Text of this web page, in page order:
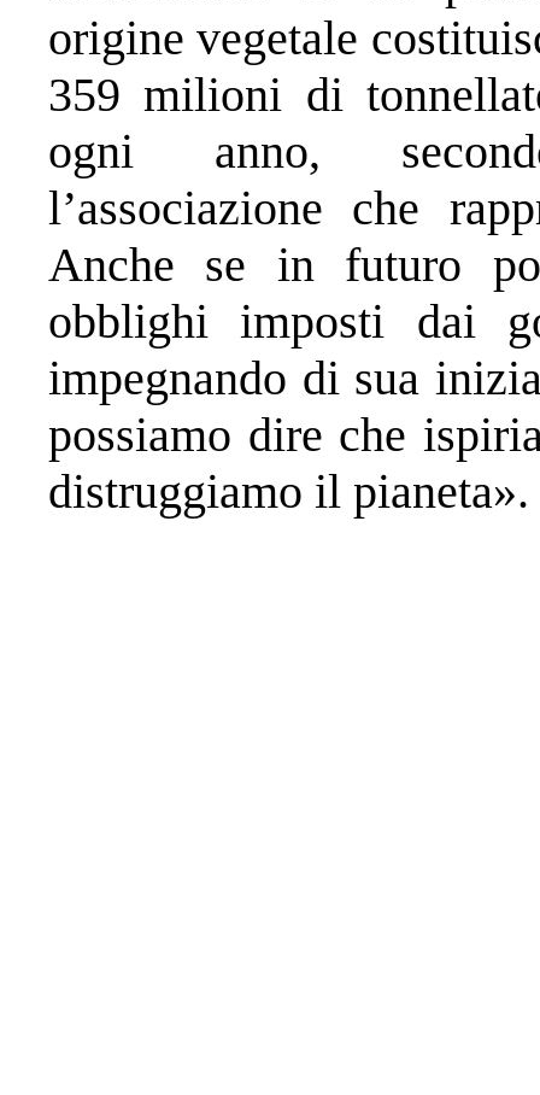
origine vegetale
359 milioni di
ogni anno,
l’associazione che
Anche se in futuro
obblighi imposti dai
impegnando di sua
possiamo dire che
distruggiamo il pianeta».